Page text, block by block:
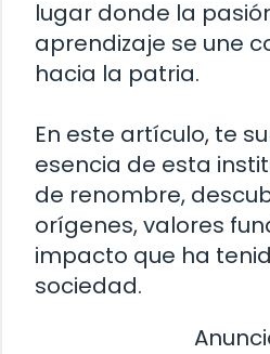
lugar donde la
aprendizaje se une
hacia la patria.
En este artículo, te
esencia de esta
de renombre,
orígenes, valores
impacto que ha
sociedad.